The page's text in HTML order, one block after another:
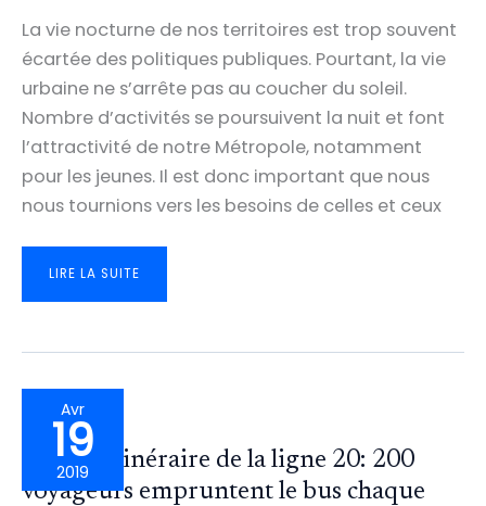
La vie nocturne de nos territoires est trop souvent
écartée des politiques publiques. Pourtant, la vie
urbaine ne s’arrête pas au coucher du soleil.
Nombre d’activités se poursuivent la nuit et font
l’attractivité de notre Métropole, notamment
pour les jeunes. Il est donc important que nous
nous tournions vers les besoins de celles et ceux
DÈS
MIEUX
BORDEAUX
CENTRE
ET
AUX
BASSINS
FLOT
LA
NUIT
LIRE LA SUITE
Avr
19
2019
Nouvel itinéraire de la ligne 20: 200
voyageurs empruntent le bus chaque